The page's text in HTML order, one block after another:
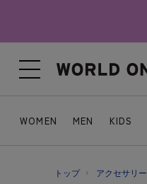
WOMEN MEN KIDS
トップ アクセサリー